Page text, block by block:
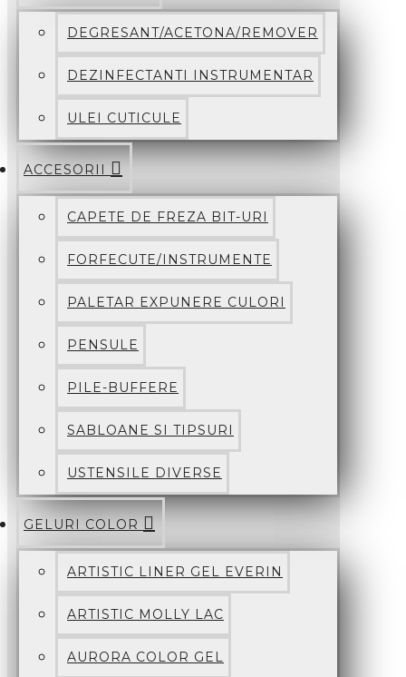
DEGRESANT/ACETONA/REMOVER
DEZINFECTANTI INSTRUMENTAR
ULEI CUTICULE
ACCESORII
CAPETE DE FREZA BIT-URI
FORFECUTE/INSTRUMENTE
PALETAR EXPUNERE CULORI
PENSULE
PILE-BUFFERE
SABLOANE SI TIPSURI
USTENSILE DIVERSE
GELURI COLOR
ARTISTIC LINER GEL EVERIN
ARTISTIC MOLLY LAC
AURORA COLOR GEL